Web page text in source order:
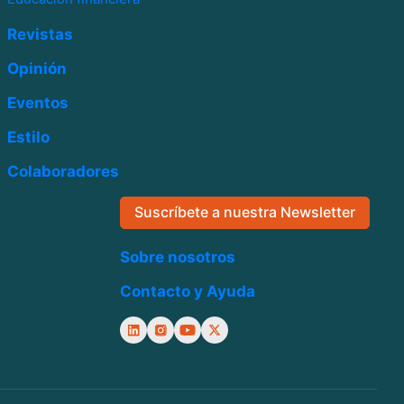
Revistas
Opinión
Eventos
Estilo
Colaboradores
Suscríbete a nuestra Newsletter
Sobre nosotros
Contacto y Ayuda